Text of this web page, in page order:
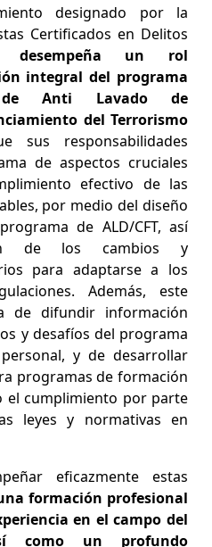
designado por la
Certificados en Delitos
desempeña un rol
integral del programa
Anti Lavado de
del Terrorismo
sus responsabilidades
de aspectos cruciales
efectivo de las
por medio del diseño
de ALD/CFT, así
de los cambios y
para adaptarse a los
Además, este
de difundir información
y desafíos del programa
y de desarrollar
programas de formación
el cumplimiento por parte
leyes y normativas en
eficazmente estas
formación profesional
en el campo del
como un profundo